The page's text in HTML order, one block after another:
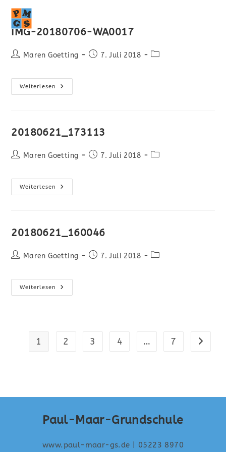
IMG-20180706-WA0017
Maren Goetting 7. Juli 2018
Weiterlesen
20180621_173113
Maren Goetting 7. Juli 2018
Weiterlesen
20180621_160046
Maren Goetting 7. Juli 2018
Weiterlesen
1 2 3 4 … 7
Paul-Maar-Grundschule
www.paul-maar-gs.de | 05223 8970